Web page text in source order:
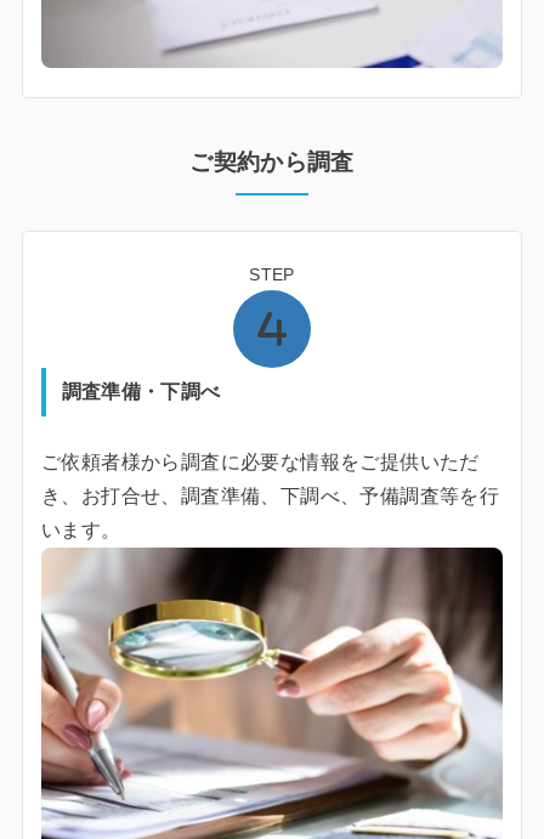
ご契約から調査
STEP
調査準備・下調べ
ご依頼者様から調査に必要な情報をご提供いただ
き、お打合せ、調査準備、下調べ、予備調査等を行
います。